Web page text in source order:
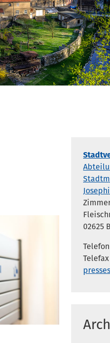
02625
Telefon
Telefax